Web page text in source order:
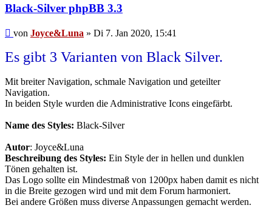
Black-Silver phpBB 3.3
Beitrag
von Joyce&Luna » Di 7. Jan 2020, 15:41
Es gibt 3 Varianten von Black Silver.
Mit breiter Navigation, schmale Navigation und geteilter
Navigation.
In beiden Style wurden die Administrative Icons eingefärbt.
Name des Styles: Black-Silver
Autor: Joyce&Luna
Beschreibung des Styles: Ein Style der in hellen und dunklen
Tönen gehalten ist.
Das Logo sollte ein Mindestmaß von 1200px haben damit es nicht
in die Breite gezogen wird und mit dem Forum harmoniert.
Bei andere Größen muss diverse Anpassungen gemacht werden.